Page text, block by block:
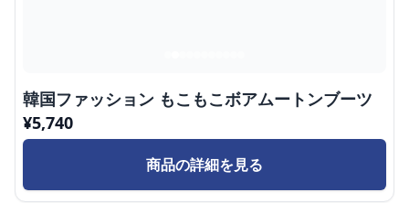
韓国ファッション もこもこボアムートンブーツ
¥5,740
商品の詳細を見る